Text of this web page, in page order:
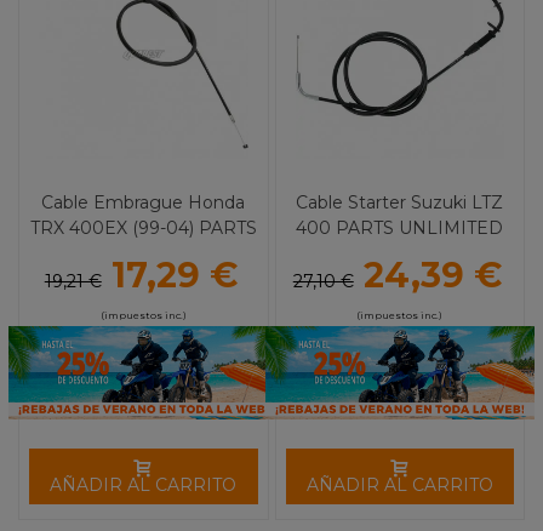
Cable Embrague Honda
TRX 400EX (99-04) PARTS
19,21 € 17,29 €
(impuestos inc.)
AÑADIR AL CARRITO
Cable Starter Suzuki LTZ
400 PARTS UNLIMITED
27,10 € 24,39 €
(impuestos inc.)
AÑADIR AL CARRITO